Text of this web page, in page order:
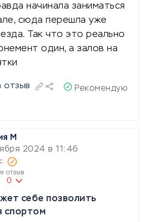
начинала заниматься
сюда перешла уже
Так что это реально
один, а залов на
отзыв Рекомендую
М
2024 в 11:46
отзыв
0
себе позволить
спортом